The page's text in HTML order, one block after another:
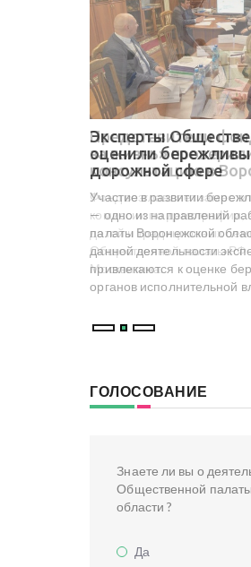
Эксперты
оценили
дорожной сфере
Участие в развитии
— одно из направлений
палаты Воронежской
данной деятельности
привлекаются к оценке
органов исполнительной
ГОЛОСОВАНИЕ
Знаете ли вы о
Общественной
области ?
Да